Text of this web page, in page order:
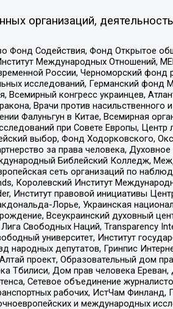
организаций,
Фонд Содействия, Фонд Открытое
Международных Отношений,
России, Черноморский фонд
исследований, Германский фонд
конгресс украинцев,
Врачи против насильственного
Фалуньгун в Китае, Всемирная
при Совете Европы,
выбор, Фонд Ходорковского,
за права человека, Духовное
Библейский Колледж,
сеть организаций по
Королевский Институт
Институт правовой инициативы
Лорье, Украинская
Всеукраинский духовный
Свободных Наций, Transparеncy
университет, Институт
депутатов, Гринпис
проект, Образовательный дом
Тбилиси, Дом прав человека
Сетевое объединение
рабочих, ИстЧам Финланд,
и международных